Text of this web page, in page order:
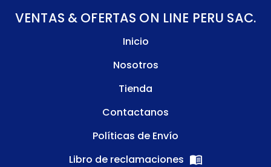
VENTAS & OFERTAS ON LINE PERU SAC.
Inicio
Nosotros
Tienda
Contactanos
Políticas de Envío
Libro de reclamaciones